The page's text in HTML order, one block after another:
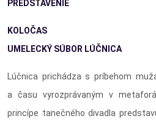
PREDSTAVENIE
KOLOČAS
UMELECKÝ SÚBOR LÚČNICA
Lúčnica prichádza s príbehom
a času vyrozprávaným v
princípe tanečného divadla